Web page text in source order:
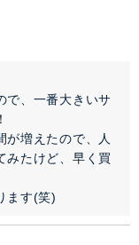
で、一番大きいサ
が増えたので、人
みたけど、早く買
ます(笑)